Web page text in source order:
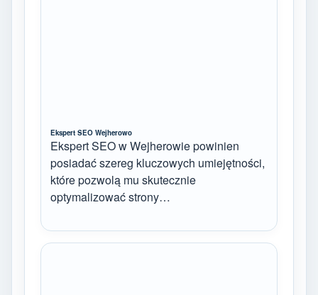
Ekspert SEO Wejherowo
Ekspert SEO w Wejherowie powinien
posiadać szereg kluczowych umiejętności,
które pozwolą mu skutecznie
optymalizować strony…